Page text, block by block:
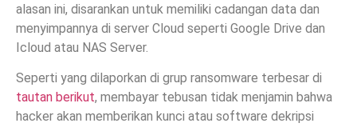
alasan ini, disarankan untuk memiliki cadangan data dan
menyimpannya di server Cloud seperti Google Drive dan
Icloud atau NAS Server.
Seperti yang dilaporkan di grup ransomware terbesar di
tautan berikut, membayar tebusan tidak menjamin bahwa
hacker akan memberikan kunci atau software dekripsi